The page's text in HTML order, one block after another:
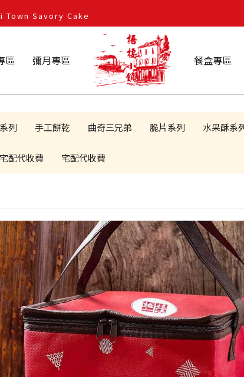
Town Savory Cake
區 彌月專區 餐盒專區
列 手工餅乾 曲奇三兄弟 脆片系列 水果酥系
配代收費 宅配代收費